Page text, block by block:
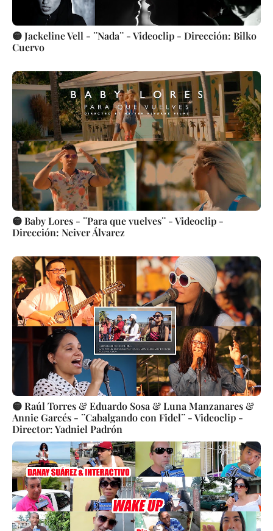
🟡 Jackeline Vell - ¨Nada¨ - Videoclip - Dirección: Bilko
Cuervo
🟡 Baby Lores - ¨Para que vuelves¨ - Videoclip -
Dirección: Neiver Álvarez
🟡 Raúl Torres & Eduardo Sosa & Luna Manzanares &
Annie Garcés - ¨Cabalgando con Fidel¨ - Videoclip -
Director: Yadniel Padrón